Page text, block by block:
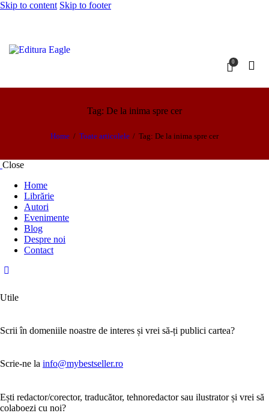
Skip to content Skip to footer
0
Tag: De la inima spre cer
Home Toate articolele Tag: De la inima spre cer
Close
Home
Librărie
Autori
Evenimente
Blog
Despre noi
Contact
Utile
Scrii în domeniile noastre de interes și vrei să-ți publici cartea?
Scrie-ne la info@mybestseller.ro
Ești redactor/corector, traducător, tehnoredactor sau ilustrator și vrei să
colaboezi cu noi?